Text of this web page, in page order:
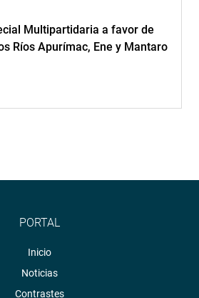
Multipartidaria a favor de
Ríos Apurímac, Ene y Mantaro
PORTAL
Inicio
Noticias
Contrastes